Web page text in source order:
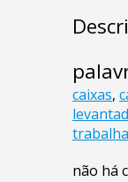
caixas,
não há